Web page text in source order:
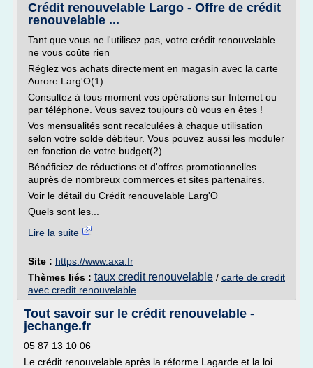
Crédit renouvelable Largo - Offre de crédit
renouvelable ...
Tant que vous ne l'utilisez pas, votre crédit renouvelable
ne vous coûte rien
Réglez vos achats directement en magasin avec la carte
Aurore Larg'O(1)
Consultez à tous moment vos opérations sur Internet ou
par téléphone. Vous savez toujours où vous en êtes !
Vos mensualités sont recalculées à chaque utilisation
selon votre solde débiteur. Vous pouvez aussi les moduler
en fonction de votre budget(2)
Bénéficiez de réductions et d'offres promotionnelles
auprès de nombreux commerces et sites partenaires.
Voir le détail du Crédit renouvelable Larg'O
Quels sont les...
Lire la suite
Site : https://www.axa.fr
Thèmes liés : taux credit renouvelable / carte de credit
avec credit renouvelable
Tout savoir sur le crédit renouvelable -
jechange.fr
05 87 13 10 06
Le crédit renouvelable après la réforme Lagarde et la loi